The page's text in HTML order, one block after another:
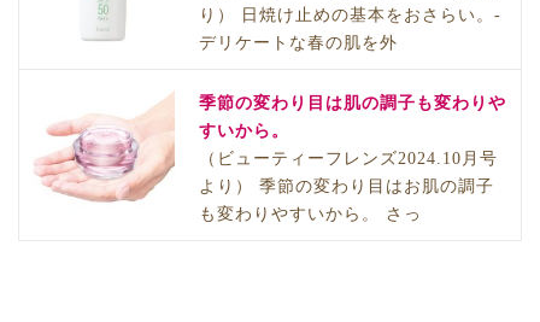
り） 日焼け止めの基本をおさらい。-
デリケートな春の肌を外
季節の変わり目は肌の調子も変わりや
すいから。
（ビューティーフレンズ2024.10月号
より） 季節の変わり目はお肌の調子
も変わりやすいから。 さっ